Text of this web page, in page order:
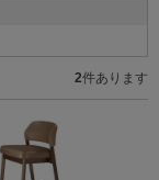
2件あります